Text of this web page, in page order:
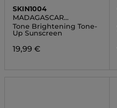
SKIN1004
MADAGASCAR
CENTELLA
Tone Brightening Tone-
Up Sunscreen
19,99 €